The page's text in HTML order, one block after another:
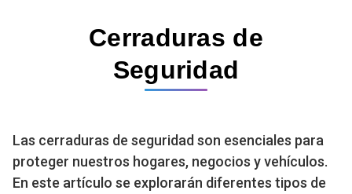
Cerraduras de
Seguridad
Las cerraduras de seguridad son esenciales para
proteger nuestros hogares, negocios y vehículos.
En este artículo se explorarán diferentes tipos de